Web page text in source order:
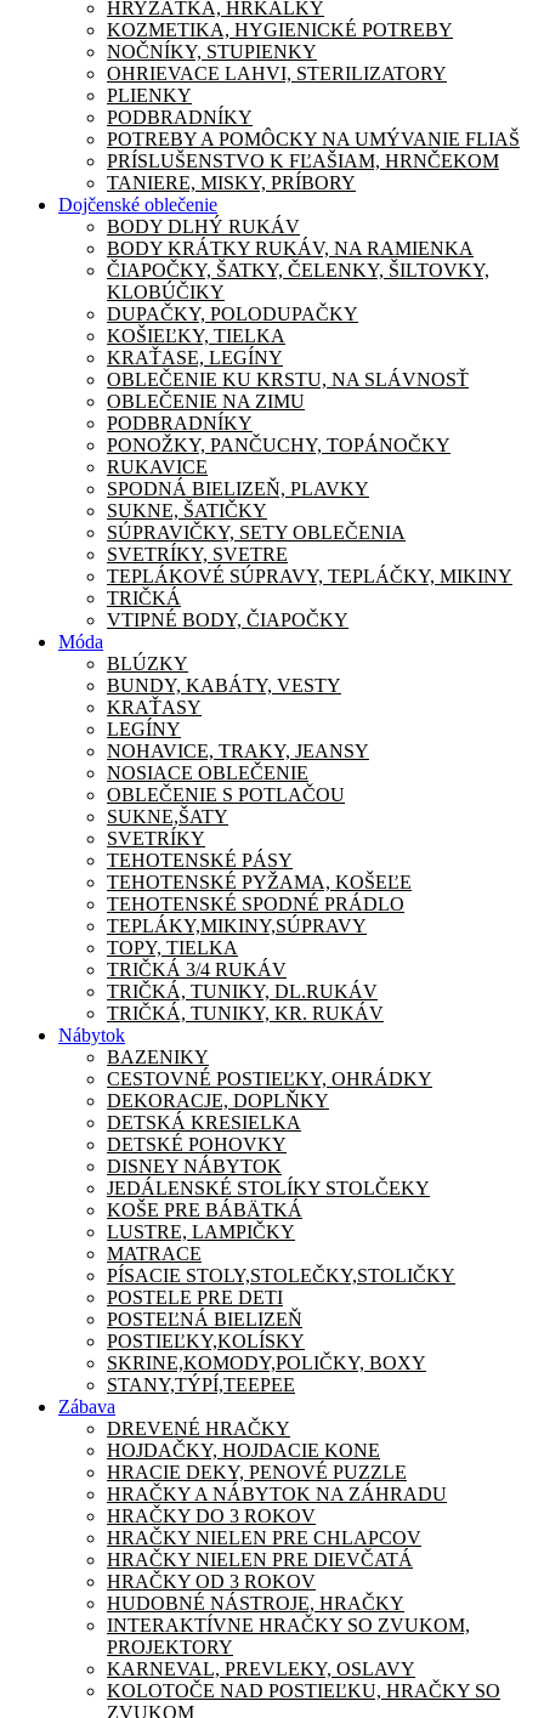
HRYZÁTKA, HRKÁLKY
KOZMETIKA, HYGIENICKÉ POTREBY
NOČNÍKY, STUPIENKY
OHRIEVACE LAHVI, STERILIZATORY
PLIENKY
PODBRADNÍKY
POTREBY A POMÔCKY NA UMÝVANIE FLIAŠ
PRÍSLUŠENSTVO K FĽAŠIAM, HRNČEKOM
TANIERE, MISKY, PRÍBORY
Dojčenské oblečenie
BODY DLHÝ RUKÁV
BODY KRÁTKY RUKÁV, NA RAMIENKA
ČIAPOČKY, ŠATKY, ČELENKY, ŠILTOVKY,
KLOBÚČIKY
DUPAČKY, POLODUPAČKY
KOŠIEĽKY, TIELKA
KRAŤASE, LEGÍNY
OBLEČENIE KU KRSTU, NA SLÁVNOSŤ
OBLEČENIE NA ZIMU
PODBRADNÍKY
PONOŽKY, PANČUCHY, TOPÁNOČKY
RUKAVICE
SPODNÁ BIELIZEŇ, PLAVKY
SUKNE, ŠATIČKY
SÚPRAVIČKY, SETY OBLEČENIA
SVETRÍKY, SVETRE
TEPLÁKOVÉ SÚPRAVY, TEPLÁČKY, MIKINY
TRIČKÁ
VTIPNÉ BODY, ČIAPOČKY
Móda
BLÚZKY
BUNDY, KABÁTY, VESTY
KRAŤASY
LEGÍNY
NOHAVICE, TRAKY, JEANSY
NOSIACE OBLEČENIE
OBLEČENIE S POTLAČOU
SUKNE,ŠATY
SVETRÍKY
TEHOTENSKÉ PÁSY
TEHOTENSKÉ PYŽAMA, KOŠEĽE
TEHOTENSKÉ SPODNÉ PRÁDLO
TEPLÁKY,MIKINY,SÚPRAVY
TOPY, TIELKA
TRIČKÁ 3/4 RUKÁV
TRIČKÁ, TUNIKY, DL.RUKÁV
TRIČKÁ, TUNIKY, KR. RUKÁV
Nábytok
BAZENIKY
CESTOVNÉ POSTIEĽKY, OHRÁDKY
DEKORACJE, DOPLŇKY
DETSKÁ KRESIELKA
DETSKÉ POHOVKY
DISNEY NÁBYTOK
JEDÁLENSKÉ STOLÍKY STOLČEKY
KOŠE PRE BÁBÄTKÁ
LUSTRE, LAMPIČKY
MATRACE
PÍSACIE STOLY,STOLEČKY,STOLIČKY
POSTELE PRE DETI
POSTEĽNÁ BIELIZEŇ
POSTIEĽKY,KOLÍSKY
SKRINE,KOMODY,POLIČKY, BOXY
STANY,TÝPÍ,TEEPEE
Zábava
DREVENÉ HRAČKY
HOJDAČKY, HOJDACIE KONE
HRACIE DEKY, PENOVÉ PUZZLE
HRAČKY A NÁBYTOK NA ZÁHRADU
HRAČKY DO 3 ROKOV
HRAČKY NIELEN PRE CHLAPCOV
HRAČKY NIELEN PRE DIEVČATÁ
HRAČKY OD 3 ROKOV
HUDOBNÉ NÁSTROJE, HRAČKY
INTERAKTÍVNE HRAČKY SO ZVUKOM,
PROJEKTORY
KARNEVAL, PREVLEKY, OSLAVY
KOLOTOČE NAD POSTIEĽKU, HRAČKY SO
ZVUKOM